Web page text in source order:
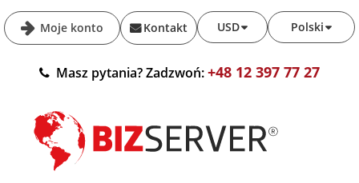
Moje konto Polski
USD
Kontakt
Masz pytania? Zadzwoń:+48 12 397 77 27